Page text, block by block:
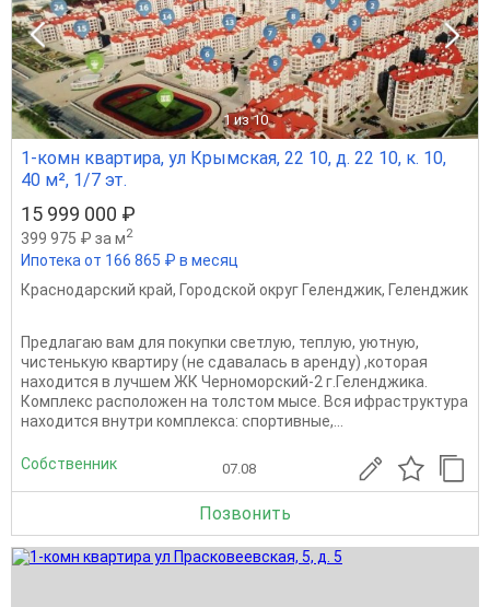
1 из 10
1-комн квартира, ул Крымская, 22 10, д. 22 10, к. 10,
40 м², 1/7 эт.
15 999 000 ₽
399 975 ₽ за м2
Ипотека от 166 865 ₽ в месяц
Краснодарский край, Городской округ Геленджик, Геленджик
Предлагаю вам для покупки светлую, теплую, уютную,
чистенькую квартиру (не сдавалась в аренду) ,которая
находится в лучшем ЖК Черноморский-2 г.Геленджика.
Комплекс расположен на толстом мысе. Вся ифраструктура
находится внутри комплекса: спортивные,...
Собственник 07.08
Позвонить